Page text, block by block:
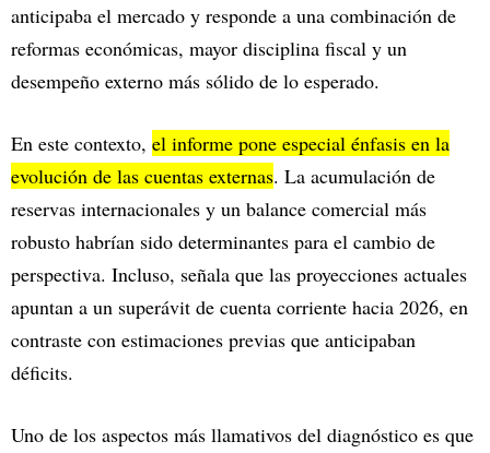
anticipaba el mercado y responde a una combinación de
reformas económicas, mayor disciplina fiscal y un
desempeño externo más sólido de lo esperado.
En este contexto, el informe pone especial énfasis en la
evolución de las cuentas externas. La acumulación de
reservas internacionales y un balance comercial más
robusto habrían sido determinantes para el cambio de
perspectiva. Incluso, señala que las proyecciones actuales
apuntan a un superávit de cuenta corriente hacia 2026, en
contraste con estimaciones previas que anticipaban
déficits.
Uno de los aspectos más llamativos del diagnóstico es que